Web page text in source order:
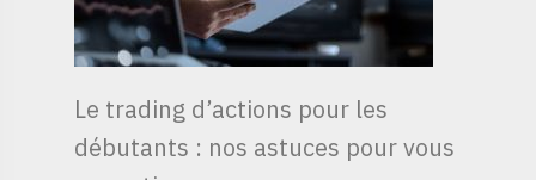
Le trading d’actions pour les
débutants : nos astuces pour vous